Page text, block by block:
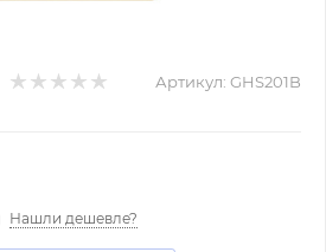
Артикул: GHS201B
Нашли дешевле?